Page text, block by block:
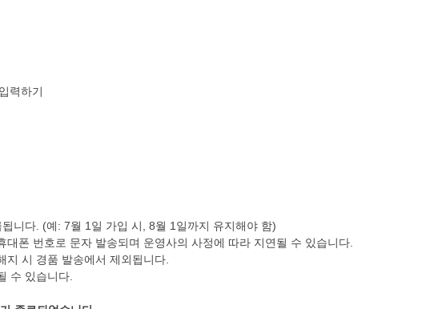
력하기
니다. (예: 7월 1일 가입 시, 8월 1일까지 유지해야 함)
폰 번호로 문자 발송되며 운영사의 사정에 따라 지연될 수 있습니다.
시 경품 발송에서 제외됩니다.
수 있습니다.